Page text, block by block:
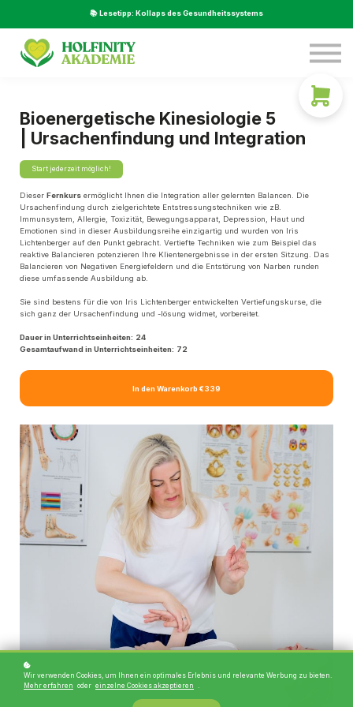
📚 Lesetipp: Kollaps des Gesundheitssystems
Service
Über Uns
Bioenergetische Kinesiologie 5
| Ursachenfindung und Integration
Start jederzeit möglich!
Dieser Fernkurs ermöglicht Ihnen die Integration aller gelernten Balancen. Die
Ursachenfindung durch zielgerichtete Entstressungstechniken wie zB.
Immunsystem, Allergie, Toxizität, Bewegungsapparat, Depression, Haut und
Emotionen sind in dieser Ausbildungsreihe einzigartig und wurden von Iris
Lichtenberger auf den Punkt gebracht. Vertiefte Techniken wie zum Beispiel das
reaktive Balancieren potenzieren Ihre Klientenergebnisse in der ersten Sitzung. Das
Balancieren von Negativen Energiefeldern und die Entstörung von Narben runden
diese umfassende Ausbildung ab.
Sie sind bestens für die von Iris Lichtenberger entwickelten Vertiefungskurse, die
sich ganz der Ursachenfindung und -lösung widmet, vorbereitet.
Dauer in Unterrichtseinheiten: 24
Gesamtaufwand in Unterrichtseinheiten: 72
In den Warenkorb €339
Wir verwenden Cookies, um Ihnen ein optimales Erlebnis und relevante Werbung zu bieten.
Mehr erfahren oder einzelne Cookies akzeptieren .